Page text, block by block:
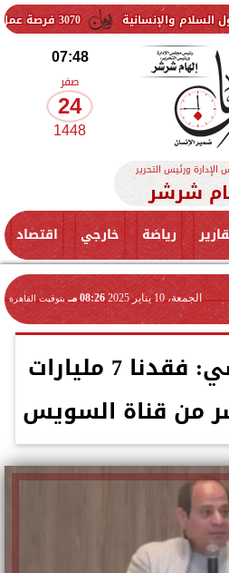
3070 فرصة عمل جديدة بالقطاع الخاص.. وظائف برواتب تصل إلى 9500 جنيه
07:48
صفر
24
1448
ورئيس التحرير
شرشر
رياضة خارجي اقتصاد
الجمعة، 10 يناير 2025 08:26 مـ بتوقيت القاهرة
الرئيس السيسي: فقدنا 7 مليارات
من قناة السويس